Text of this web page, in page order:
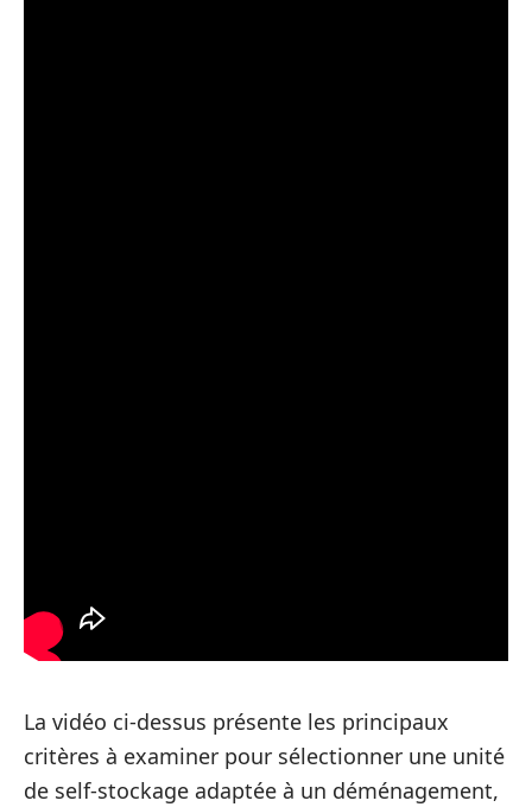
La vidéo ci-dessus présente les principaux
critères à examiner pour sélectionner une unité
de self-stockage adaptée à un déménagement,